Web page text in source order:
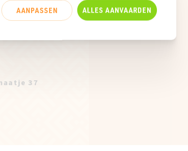
37
AANPASSEN ALLES AANVAARDEN